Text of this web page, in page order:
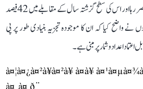
آکسائیڈ سب سے بڑا آلودہ عنصر رہا اور اس کی سطح گزشتہ سال کے مقابلے میں 42 فیصد
نے واضح کیا کہ ان کا موجودہ تجزیہ بنیادی طور پر پی
à¤¦à¤¿à¤²à¥à¤²à¥ à¤à¥